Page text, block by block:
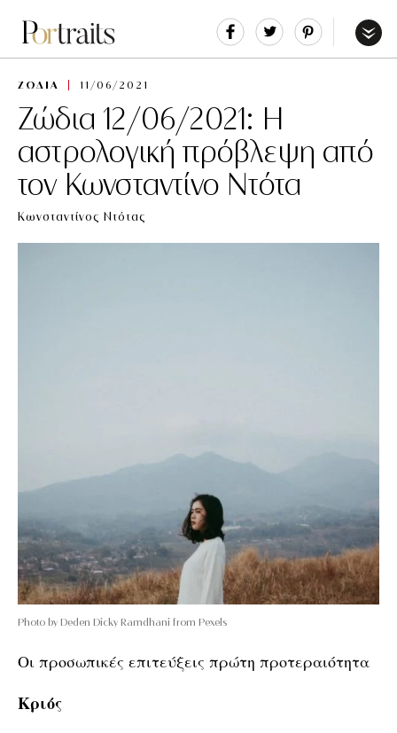
Share Tweet
ΖΩΔΙΑ 11/06/2021
Ζώδια 12/06/2021: Η
αστρολογική πρόβλεψη από
τον Κωνσταντίνο Ντότα
Κωνσταντίνος Ντότας
Photo by Deden Dicky Ramdhani from Pexels
Οι προσωπικές επιτεύξεις πρώτη προτεραιότητα
Κριός